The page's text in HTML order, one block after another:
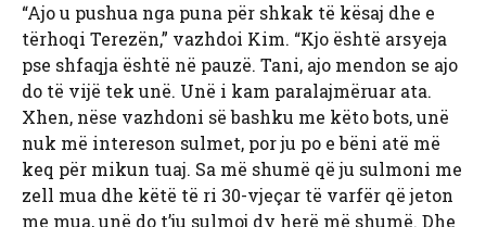
“Ajo u pushua nga puna për shkak të kësaj dhe e
tërhoqi Terezën,” vazhdoi Kim. “Kjo është arsyeja
pse shfaqja është në pauzë. Tani, ajo mendon se ajo
do të vijë tek unë. Unë i kam paralajmëruar ata.
Xhen, nëse vazhdoni së bashku me këto bots, unë
nuk më intereson sulmet, por ju po e bëni atë më
keq për mikun tuaj. Sa më shumë që ju sulmoni me
zell mua dhe këtë të ri 30-vjeçar të varfër që jeton
me mua, unë do t’ju sulmoj dy herë më shumë. Dhe